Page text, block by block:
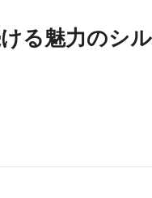
る魅力のシ